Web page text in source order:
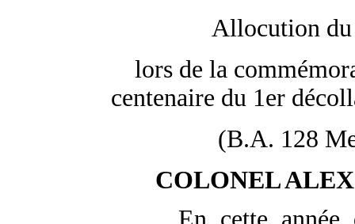
Allocution
lors de la
centenaire du 1er
(B.A. 128
COLONEL